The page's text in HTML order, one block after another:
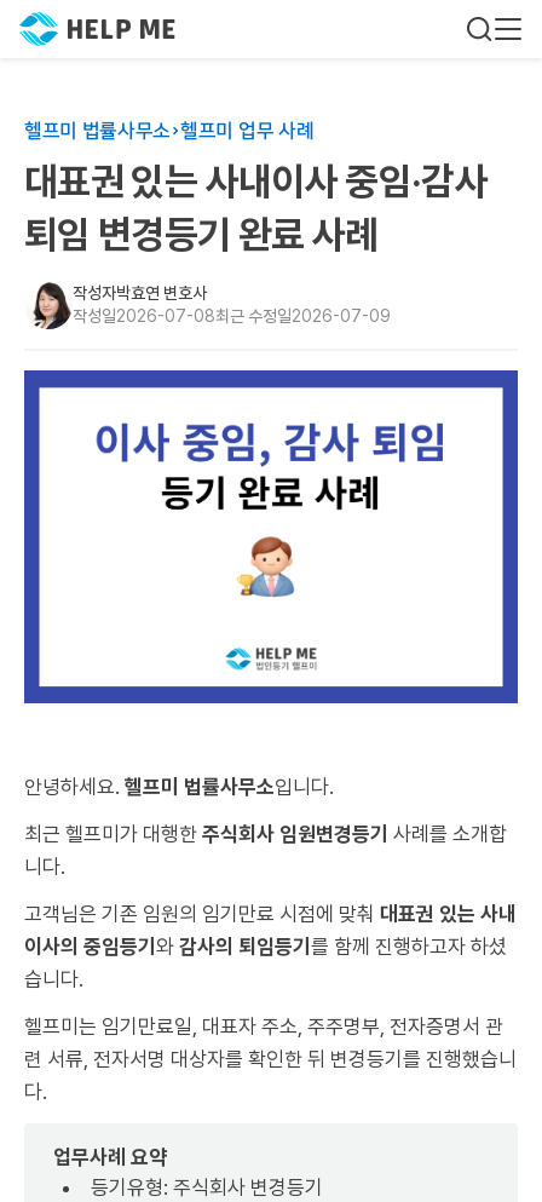
헬프미 법률사무소 헬프미 업무 사례
대표권 있는 사내이사 중임·감사
퇴임 변경등기 완료 사례
작성자박효연 변호사
작성일2026-07-08최근 수정일2026-07-09
안녕하세요. 헬프미 법률사무소입니다.
최근 헬프미가 대행한 주식회사 임원변경등기 사례를 소개합
니다.
고객님은 기존 임원의 임기만료 시점에 맞춰 대표권 있는 사내
이사의 중임등기 와 감사의 퇴임등기 를 함께 진행하고자 하셨
습니다.
헬프미는 임기만료일, 대표자 주소, 주주명부, 전자증명서 관
련 서류, 전자서명 대상자를 확인한 뒤 변경등기를 진행했습니
다.
업무사례 요약
등기유형: 주식회사 변경등기